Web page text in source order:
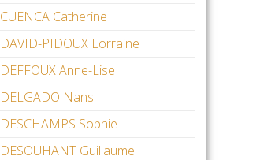
CUENCA Catherine
DAVID-PIDOUX Lorraine
DEFFOUX Anne-Lise
DELGADO Nans
DESCHAMPS Sophie
DESOUHANT Guillaume